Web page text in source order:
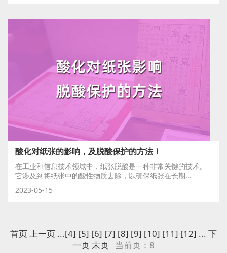
酸化对纸张的影响，及脱酸保护的方法！
在工业和信息技术领域中，纸张脱酸是一种非常关键的技术。
它涉及到将纸张中的酸性物质去除，以确保纸张在长期...
2023-05-15
首页上一页 ...[4] [5] [6] [7] [8] [9] [10] [11] [12] ... 下
一页末页 当前页：8